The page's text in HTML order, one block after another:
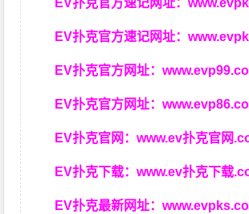
EV扑克官方速记网址：
EV扑克官方速记网址：
EV扑克官方网址：
EV扑克官方网址：
EV扑克官网：www.ev扑克官网
EV扑克下载：www.ev扑克下载
EV扑克最新网址：